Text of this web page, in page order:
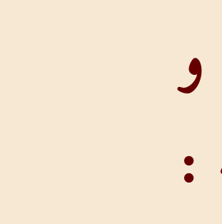
عدد المرات التي وردت فيها : 147 و
: